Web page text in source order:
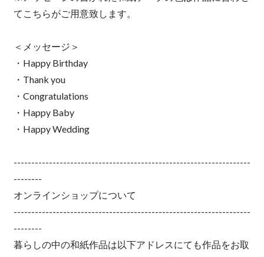
てこちらがご用意致します。
＜メッセージ＞
・Happy Birthday
・Thank you
・Congratulations
・Happy Baby
・Happy Wedding
-------------------------------------------------------------------
--------
オンラインショップについて
-------------------------------------------------------------------
--------
暮らしの中の和紙作品は以下アドレスにても作品をお取